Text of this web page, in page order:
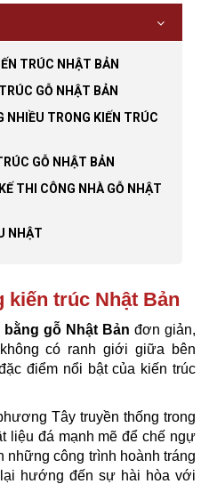
TRÚC NHẬT BẢN
GỖ NHẬT BẢN
NHIỀU TRONG KIẾN TRÚC
GỖ NHẬT BẢN
THI CÔNG NHÀ GỖ NHẬT
NHẬT
kiến trúc Nhật Bản
bằng gỗ Nhật Bản đơn giản,
có ranh giới giữa bên
điểm nổi bật của kiến trúc
Tây truyền thống trong
liệu đá mạnh mẽ để chế ngự
những công trình hoành tráng
hướng đến sự hài hòa với